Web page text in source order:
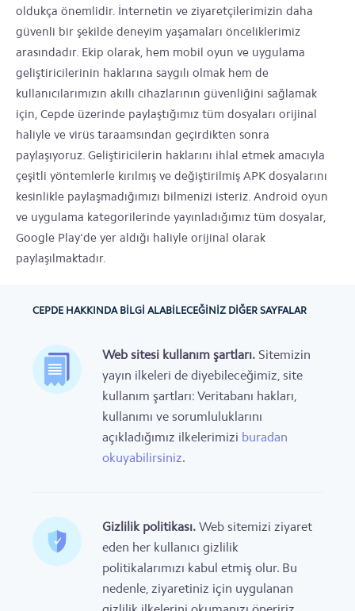
oldukça önemlidir. İnternetin ve ziyaretçilerimizin daha
güvenli bir şekilde deneyim yaşamaları önceliklerimiz
arasındadır. Ekip olarak, hem mobil oyun ve uygulama
geliştiricilerinin haklarına saygılı olmak hem de
kullanıcılarımızın akıllı cihazlarının güvenliğini sağlamak
için, Cepde üzerinde paylaştığımız tüm dosyaları orijinal
haliyle ve virüs taraamsından geçirdikten sonra
paylaşıyoruz. Geliştiricilerin haklarını ihlal etmek amacıyla
çeşitli yöntemlerle kırılmış ve değiştirilmiş APK dosyalarını
kesinlikle paylaşmadığımızı bilmenizi isteriz. Android oyun
ve uygulama kategorilerinde yayınladığımız tüm dosyalar,
Google Play'de yer aldığı haliyle orijinal olarak
paylaşılmaktadır.
CEPDE HAKKINDA BILGI ALABILECEĞINIZ DIĞER SAYFALAR
Web sitesi kullanım şartları.Sitemizin
yayın ilkeleri de diyebileceğimiz, site
kullanım şartları: Veritabanı hakları,
kullanımı ve sorumluluklarını
açıkladığımız ilkelerimizi buradan
okuyabilirsiniz.
Gizlilik politikası.Web sitemizi ziyaret
eden her kullanıcı gizlilik
politikalarımızı kabul etmiş olur. Bu
nedenle, ziyaretiniz için uygulanan